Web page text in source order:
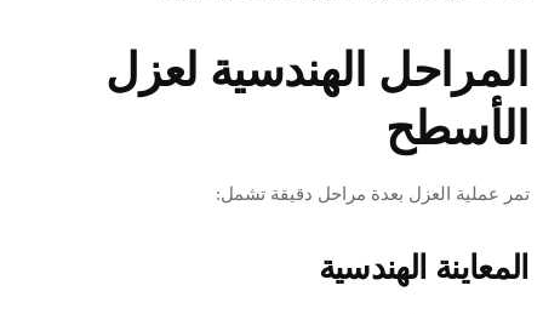
المراحل الهندسية لعزل
الأسطح
تمر عملية العزل بعدة مراحل دقيقة تشمل:
المعاينة الهندسية